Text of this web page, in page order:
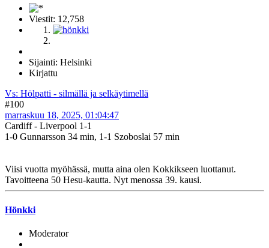
Viestit: 12,758
Sijainti: Helsinki
Kirjattu
Vs: Hölpatti - silmällä ja selkäytimellä
#100
marraskuu 18, 2025, 01:04:47
Cardiff - Liverpool 1-1
1-0 Gunnarsson 34 min, 1-1 Szoboslai 57 min
Viisi vuotta myöhässä, mutta aina olen Kokkikseen luottanut.
Tavoitteena 50 Hesu-kautta. Nyt menossa 39. kausi.
Hönkki
Moderator